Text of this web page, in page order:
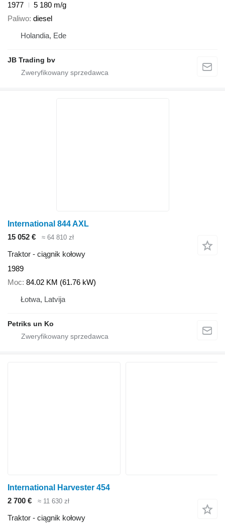
1977
5 180 m/g
Paliwo diesel
Holandia, Ede
JB Trading bv
International 844 AXL
15 052 €
≈ 64 810 zł
Traktor - ciągnik kołowy
1989
Moc 84.02 KM (61.76 kW)
Łotwa, Latvija
Petriks un Ko
International Harvester 454
2 700 €
≈ 11 630 zł
Traktor - ciągnik kołowy